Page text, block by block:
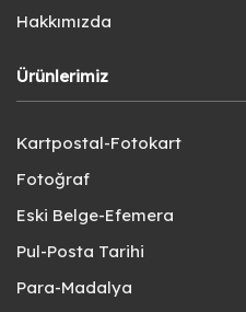
Hakkımızda
Ürünlerimiz
Kartpostal-Fotokart
Fotoğraf
Eski Belge-Efemera
Pul-Posta Tarihi
Para-Madalya